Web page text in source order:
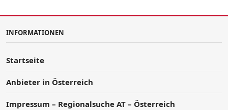
INFORMATIONEN
Startseite
Anbieter in Österreich
Impressum – Regionalsuche AT – Österreich